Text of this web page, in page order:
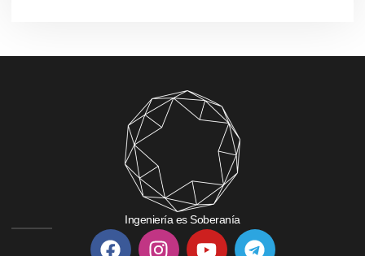
Ingeniería es Soberanía